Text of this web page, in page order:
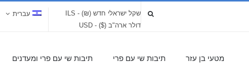
שקל ישראלי חדש (₪) - ILS
דולר ארה"ב ($) - USD
עברית
מטעי בן עזר תיבות שי עם פרי תיבות שי עם פרי ומעדנים